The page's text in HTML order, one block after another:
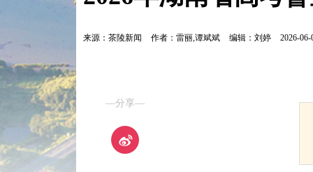
来源：茶陵新闻 作者：雷丽,谭斌斌 编辑：刘婷 2026-06-
—分享—